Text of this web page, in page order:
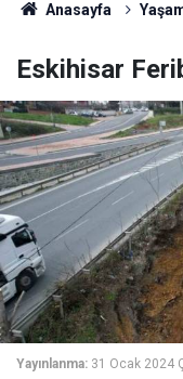
Anasayfa
Eskihisar
Yayınlanma: 31 Ocak 2024